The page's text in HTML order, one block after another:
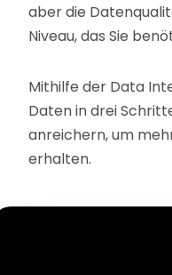
aber die
Niveau, das Sie
Mithilfe der Data
Daten in drei
anreichern, um
erhalten.